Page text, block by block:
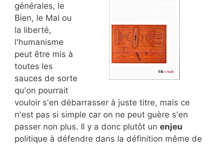
générales, le
Bien, le Mal ou
la liberté,
l'humanisme
peut être mis à
toutes les
sauces de sorte
qu'on pourrait
vouloir s'en débarrasser à juste titre, mais ce
n'est pas si simple car on ne peut guère s'en
passer non plus. Il y a donc plutôt un enjeu
politique à défendre dans la définition même de